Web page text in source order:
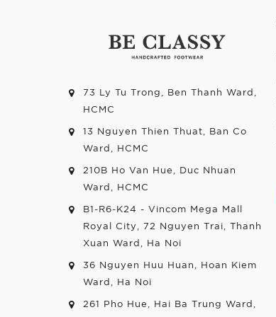
73 Ly Tu Trong, Ben Thanh Ward,
HCMC
13 Nguyen Thien Thuat, Ban Co
Ward, HCMC
210B Ho Van Hue, Duc Nhuan
Ward, HCMC
B1-R6-K24 - Vincom Mega Mall
Royal City, 72 Nguyen Trai, Thanh
Xuan Ward, Ha Noi
36 Nguyen Huu Huan, Hoan Kiem
Ward, Ha Noi
261 Pho Hue, Hai Ba Trung Ward,